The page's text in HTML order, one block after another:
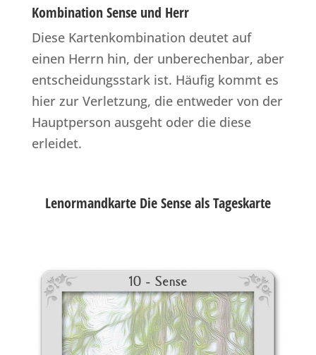
Kombination Sense und Herr
Diese Kartenkombination deutet auf
einen Herrn hin, der unberechenbar, aber
entscheidungsstark ist. Häufig kommt es
hier zur Verletzung, die entweder von der
Hauptperson ausgeht oder die diese
erleidet.
Lenormandkarte Die Sense als Tageskarte